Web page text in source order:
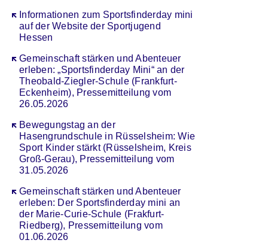
Informationen zum Sportsfinderday mini
auf der Website der Sportjugend
Hessen
Öffnet sich in einem neuen Fenster
Gemeinschaft stärken und Abenteuer
erleben: „Sportsfinderday Mini“ an der
Theobald-Ziegler-Schule (Frankfurt-
Eckenheim), Pressemitteilung vom
26.05.2026
Öffnet sich in einem neuen Fenster
Bewegungstag an der
Hasengrundschule in Rüsselsheim: Wie
Sport Kinder stärkt (Rüsselsheim, Kreis
Groß-Gerau), Pressemitteilung vom
31.05.2026
Öffnet sich in einem neuen Fenster
Gemeinschaft stärken und Abenteuer
erleben: Der Sportsfinderday mini an
der Marie-Curie-Schule (Frakfurt-
Riedberg), Pressemitteilung vom
01.06.2026
Öffnet sich in einem neuen Fenster